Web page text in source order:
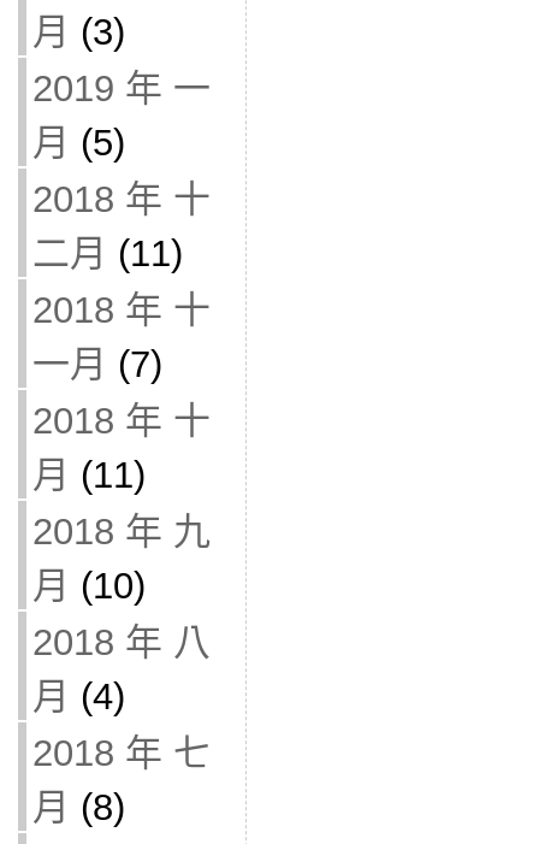
月 (3)
2019 年 一
月 (5)
2018 年 十
二月 (11)
2018 年 十
一月 (7)
2018 年 十
月 (11)
2018 年 九
月 (10)
2018 年 八
月 (4)
2018 年 七
月 (8)